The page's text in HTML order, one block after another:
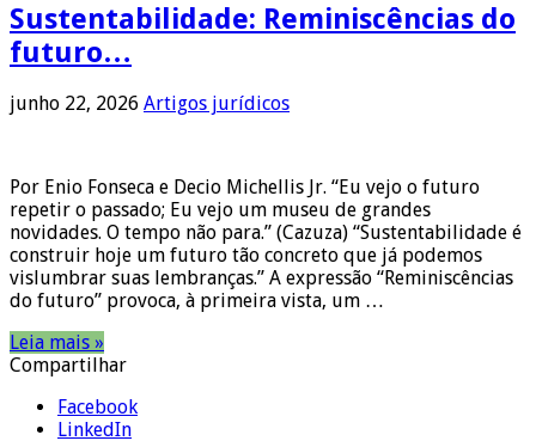
Sustentabilidade: Reminiscências do
futuro…
junho 22, 2026 Artigos jurídicos
Por Enio Fonseca e Decio Michellis Jr. “Eu vejo o futuro
repetir o passado; Eu vejo um museu de grandes
novidades. O tempo não para.” (Cazuza) “Sustentabilidade é
construir hoje um futuro tão concreto que já podemos
vislumbrar suas lembranças.” A expressão “Reminiscências
do futuro” provoca, à primeira vista, um …
Leia mais »
Compartilhar
Facebook
LinkedIn